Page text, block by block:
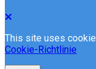
This site uses
Cookie-Richtlinie